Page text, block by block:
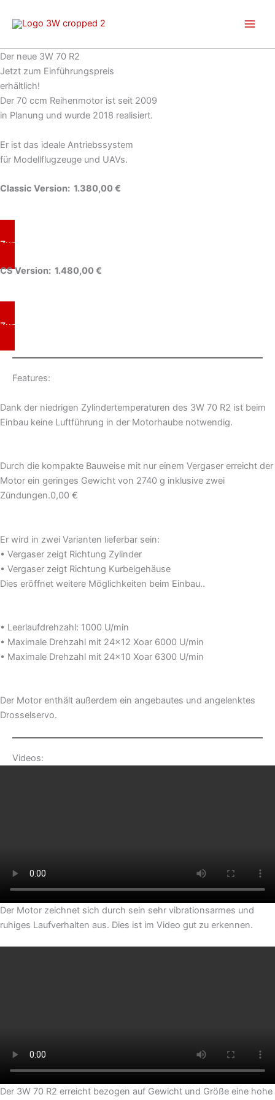
Inhalt
Der neue 3W 70 R2
Jetzt zum Einführungspreis
erhältlich!
Der 70 ccm Reihenmotor ist seit 2009
in Planung und wurde 2018 realisiert.
Er ist das ideale Antriebssystem
für Modellflugzeuge und UAVs.
Classic Version: 1.380,00 €
Zum Produkt
CS Version: 1.480,00 €
Zum Produkt
Features:
Dank der niedrigen Zylindertemperaturen des 3W 70 R2 ist beim
Einbau keine Luftführung in der Motorhaube notwendig.
Durch die kompakte Bauweise mit nur einem Vergaser erreicht der
Motor ein geringes Gewicht von 2740 g inklusive zwei
Zündungen.0,00 €
Er wird in zwei Varianten lieferbar sein:
• Vergaser zeigt Richtung Zylinder
• Vergaser zeigt Richtung Kurbelgehäuse
Dies eröffnet weitere Möglichkeiten beim Einbau..
• Leerlaufdrehzahl: 1000 U/min
• Maximale Drehzahl mit 24×12 Xoar 6000 U/min
• Maximale Drehzahl mit 24×10 Xoar 6300 U/min
Der Motor enthält außerdem ein angebautes und angelenktes
Drosselservo.
Videos:
Der Motor zeichnet sich durch sein sehr vibrationsarmes und
ruhiges Laufverhalten aus. Dies ist im Video gut zu erkennen.
Der 3W 70 R2 erreicht bezogen auf Gewicht und Größe eine hohe